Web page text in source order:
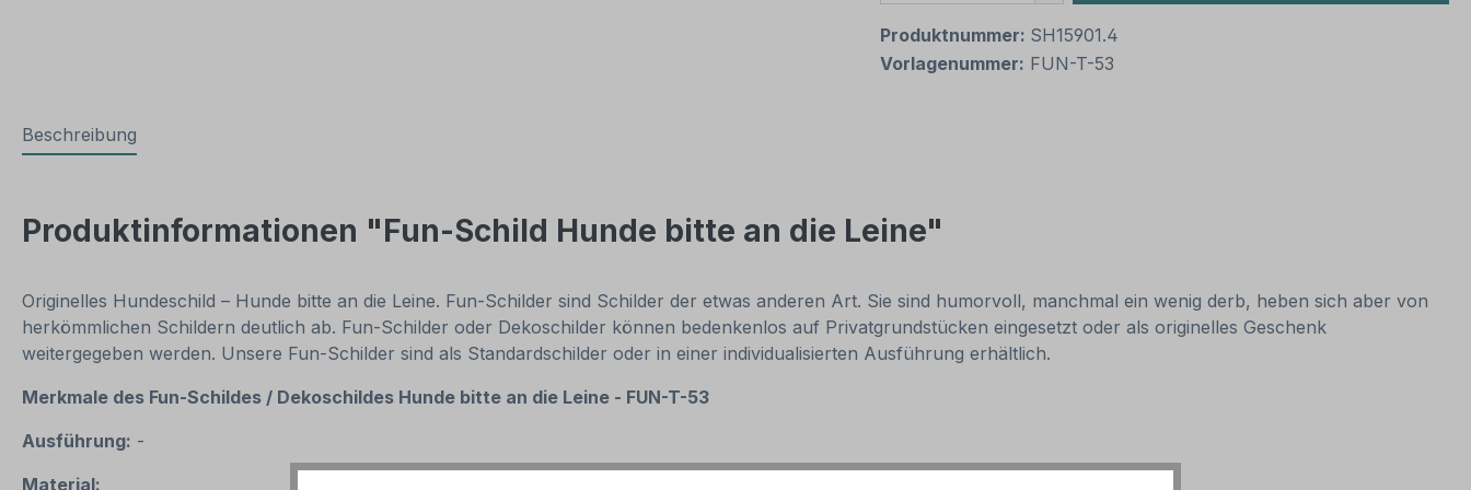
Produktnummer: SH15901.4
Vorlagenummer: FUN-T-53
Beschreibung
Produktinformationen "Fun-Schild Hunde bitte an die Leine"
Originelles Hundeschild – Hunde bitte an die Leine. Fun-Schilder sind Schilder der etwas anderen Art. Sie sind humorvoll, manchmal ein wenig derb, heben sich aber von
herkömmlichen Schildern deutlich ab. Fun-Schilder oder Dekoschilder können bedenkenlos auf Privatgrundstücken eingesetzt oder als originelles Geschenk
weitergegeben werden. Unsere Fun-Schilder sind als Standardschilder oder in einer individualisierten Ausführung erhältlich.
Merkmale des Fun-Schildes / Dekoschildes Hunde bitte an die Leine - FUN-T-53
Ausführung: -
Material: